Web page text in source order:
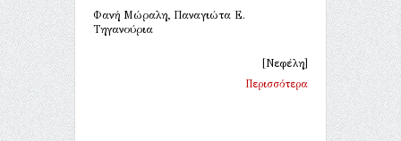
Φανή Μώραλη, Παναγιώτα Ε.
Τηγανούρια
[Νεφέλη]
Περισσότερα